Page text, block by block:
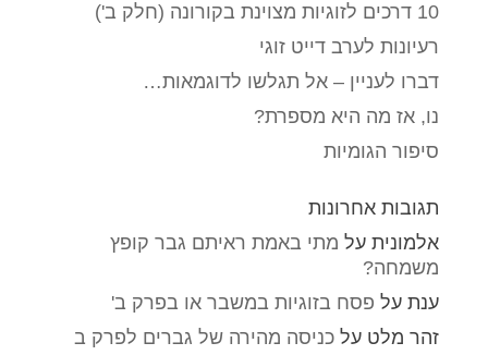
10 דרכים לזוגיות מצוינת בקורונה (חלק ב')
רעיונות לערב דייט זוגי
דברו לעניין – אל תגלשו לדוגמאות…
נו, אז מה היא מספרת?
סיפור הגומיות
תגובות אחרונות
אלמוניתעל מתי באמת ראיתם גבר קופץ
משמחה?
ענתעל פסח בזוגיות במשבר או בפרק ב'
זהר מלט על כניסה מהירה של גברים לפרק ב